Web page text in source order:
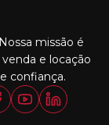
missão é
e locação
confiança.